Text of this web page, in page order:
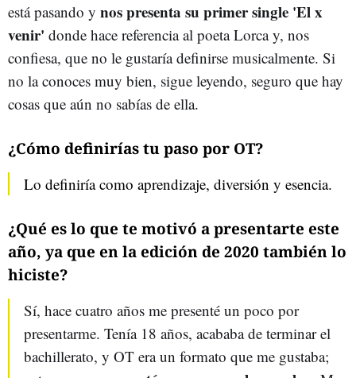
está pasando y nos presenta su primer single 'El x
venir' donde hace referencia al poeta Lorca y, nos
confiesa, que no le gustaría definirse musicalmente. Si
no la conoces muy bien, sigue leyendo, seguro que hay
cosas que aún no sabías de ella.
¿Cómo definirías tu paso por OT?
Lo definiría como aprendizaje, diversión y esencia.
¿Qué es lo que te motivó a presentarte este
año, ya que en la edición de 2020 también lo
hiciste?
Sí, hace cuatro años me presenté un poco por
presentarme. Tenía 18 años, acababa de terminar el
bachillerato, y OT era un formato que me gustaba;